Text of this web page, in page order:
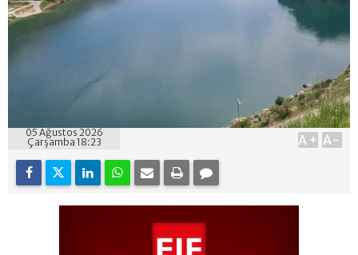
05 Ağustos 2026
Çarşamba 18:23
A+ A-